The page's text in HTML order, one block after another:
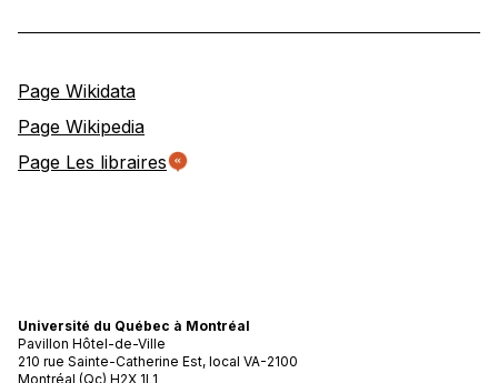
Page Wikidata
Page Wikipedia
Page Les libraires
Université du Québec à Montréal
Pavillon Hôtel-de-Ville
210 rue Sainte-Catherine Est, local VA-2100
Montréal (Qc) H2X 1L1